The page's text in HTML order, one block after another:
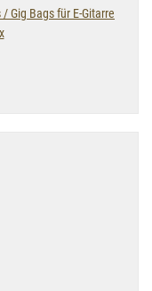
Gig Bags für E-Gitarre